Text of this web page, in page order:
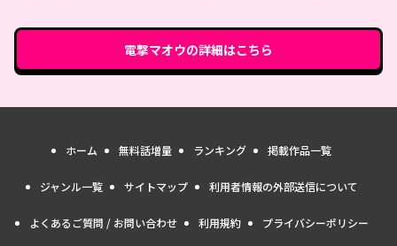
電撃マオウの詳細はこちら
ホーム 無料話増量 ランキング 掲載作品一覧
ジャンル一覧 サイトマップ 利用者情報の外部送信について
よくあるご質問 / お問い合わせ 利用規約 プライバシーポリシー